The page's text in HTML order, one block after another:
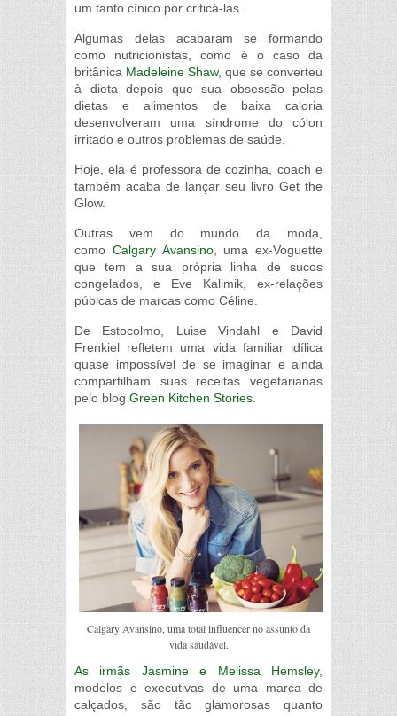
um tanto cínico por criticá-las.
Algumas delas acabaram se formando
como nutricionistas, como é o caso da
britânica Madeleine Shaw, que se converteu
à dieta depois que sua obsessão pelas
dietas e alimentos de baixa caloria
desenvolveram uma síndrome do cólon
irritado e outros problemas de saúde.
Hoje, ela é professora de cozinha, coach e
também acaba de lançar seu livro Get the
Glow.
Outras vem do mundo da moda,
como Calgary Avansino, uma ex-Voguette
que tem a sua própria linha de sucos
congelados, e Eve Kalimik, ex-relações
púbicas de marcas como Céline.
De Estocolmo, Luise Vindahl e David
Frenkiel refletem uma vida familiar idílica
quase impossível de se imaginar e ainda
compartilham suas receitas vegetarianas
pelo blog Green Kitchen Stories.
Calgary Avansino, uma total influencer no assunto da
vida saudável.
As irmãs Jasmine e Melissa Hemsley,
modelos e executivas de uma marca de
calçados, são tão glamorosas quanto